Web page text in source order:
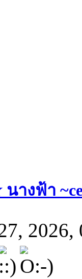
างฟ้า
2026,